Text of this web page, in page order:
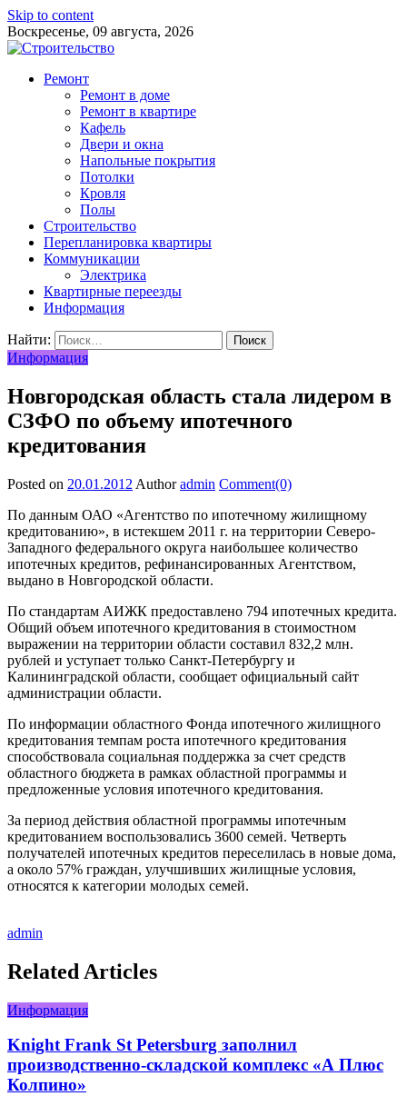
Skip to content
Воскресенье, 09 августа, 2026
Ремонт
Ремонт в доме
Ремонт в квартире
Кафель
Двери и окна
Напольные покрытия
Потолки
Кровля
Полы
Строительство
Перепланировка квартиры
Коммуникации
Электрика
Квартирные переезды
Информация
Найти:
Информация
Новгородская область стала лидером в
СЗФО по объему ипотечного
кредитования
Posted on 20.01.2012 Author admin Comment(0)
По данным ОАО «Агентство по ипотечному жилищному
кредитованию», в истекшем 2011 г. на территории Северо-
Западного федерального округа наибольшее количество
ипотечных кредитов, рефинансированных Агентством,
выдано в Новгородской области.
По стандартам АИЖК предоставлено 794 ипотечных кредита.
Общий объем ипотечного кредитования в стоимостном
выражении на территории области составил 832,2 млн.
рублей и уступает только Санкт-Петербургу и
Калининградской области, сообщает официальный сайт
администрации области.
По информации областного Фонда ипотечного жилищного
кредитования темпам роста ипотечного кредитования
способствовала социальная поддержка за счет средств
областного бюджета в рамках областной программы и
предложенные условия ипотечного кредитования.
За период действия областной программы ипотечным
кредитованием воспользовались 3600 семей. Четверть
получателей ипотечных кредитов переселилась в новые дома,
а около 57% граждан, улучшивших жилищные условия,
относятся к категории молодых семей.
admin
Related Articles
Информация
Knight Frank St Petersburg заполнил
производственно-складской комплекс «А Плюс
Колпино»